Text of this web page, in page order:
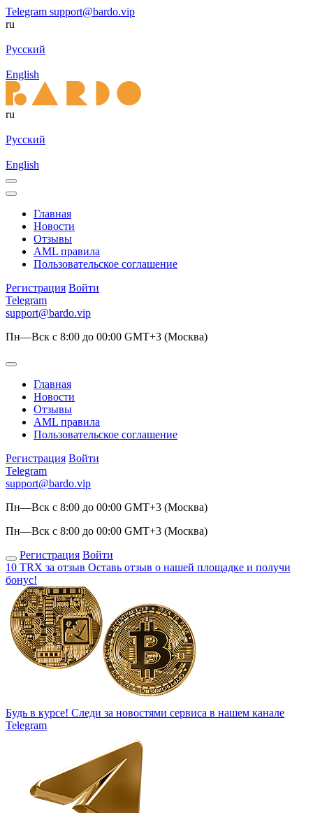
Telegram support@bardo.vip
ru
Русский
English
ru
Русский
English
Главная
Новости
Отзывы
AML правила
Пользовательское соглашение
Регистрация Войти
Telegram
support@bardo.vip
Пн—Вск с 8:00 до 00:00 GMT+3 (Москва)
Главная
Новости
Отзывы
AML правила
Пользовательское соглашение
Регистрация Войти
Telegram
support@bardo.vip
Пн—Вск с 8:00 до 00:00 GMT+3 (Москва)
Пн—Вск с 8:00 до 00:00 GMT+3 (Москва)
Регистрация Войти
10 TRX за отзыв Оставь отзыв о нашей площадке и получи
бонус!
Будь в курсе! Следи за новостями сервиса в нашем канале
Telegram